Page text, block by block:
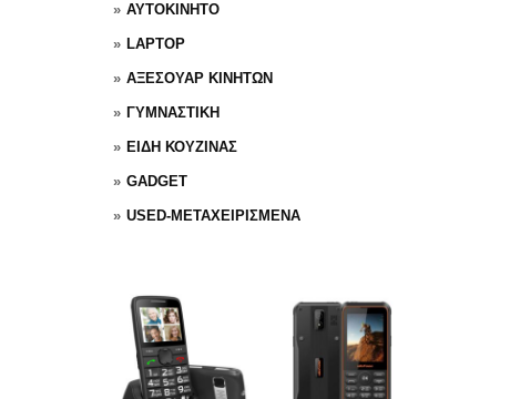
ΑΥΤΟΚΙΝΗΤΟ
LAPTOP
ΑΞΕΣΟΥΑΡ ΚΙΝΗΤΩΝ
ΓΥΜΝΑΣΤΙΚΗ
ΕΙΔΗ ΚΟΥΖΙΝΑΣ
GADGET
USED-ΜΕΤΑΧΕΙΡΙΣΜΕΝΑ